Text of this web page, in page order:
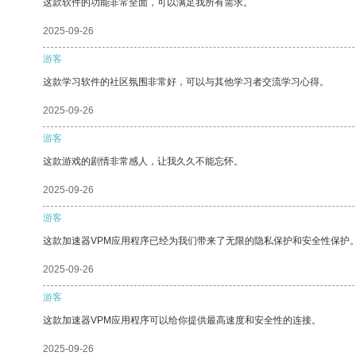
这款软件的功能非常全面，可以满足我所有需求。
2025-09-26
游客
这款学习软件的社区氛围非常好，可以与其他学习者交流学习心得。
2025-09-26
游客
这款游戏的剧情非常感人，让我久久不能忘怀。
2025-09-26
游客
这款加速器VPM应用程序已经为我们带来了无限的隐私保护和安全性保护
2025-09-26
游客
这款加速器VPM应用程序可以给你提供最高速度和安全性的连接。
2025-09-26